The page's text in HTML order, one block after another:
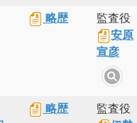
略歴
監査役
安原
宣彦
略歴
監査役